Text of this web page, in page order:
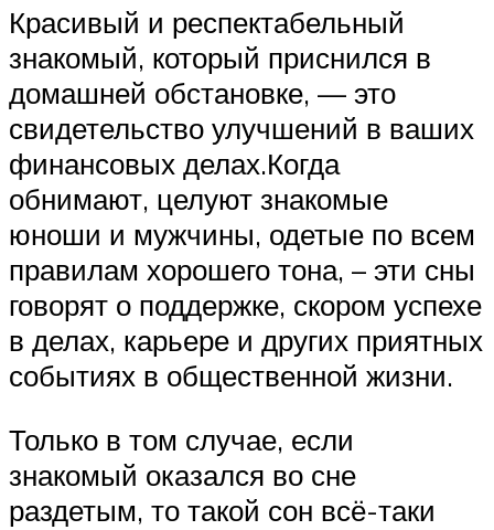
Красивый и респектабельный
знакомый, который приснился в
домашней обстановке, — это
свидетельство улучшений в ваших
финансовых делах.Когда
обнимают, целуют знакомые
юноши и мужчины, одетые по всем
правилам хорошего тона, – эти сны
говорят о поддержке, скором успехе
в делах, карьере и других приятных
событиях в общественной жизни.
Только в том случае, если
знакомый оказался во сне
раздетым, то такой сон всё-таки